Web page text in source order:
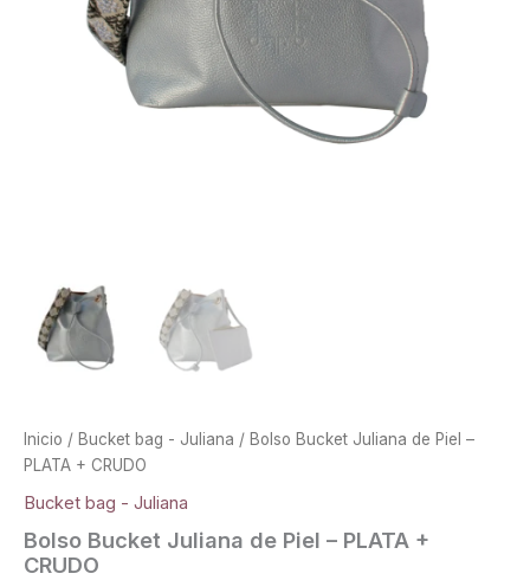
Inicio / Bucket bag - Juliana / Bolso Bucket Juliana de Piel –
PLATA + CRUDO
Bucket bag - Juliana
Bolso Bucket Juliana de Piel – PLATA +
CRUDO